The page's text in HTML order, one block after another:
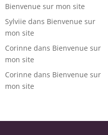
Bienvenue sur mon site
Sylviie dans Bienvenue sur
mon site
Corinne dans Bienvenue sur
mon site
Corinne dans Bienvenue sur
mon site